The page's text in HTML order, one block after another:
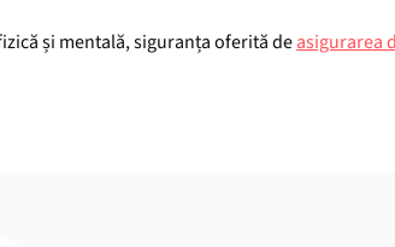
și mentală, siguranța oferită deasigurarea